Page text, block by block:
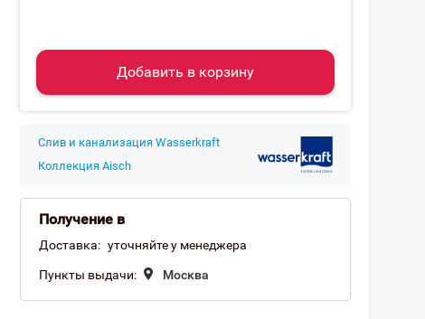
Добавить в корзину
Слив и канализация Wasserkraft
Коллекция Aisch
Получение в
Доставка: уточняйте у менеджера
Пункты выдачи: Москва